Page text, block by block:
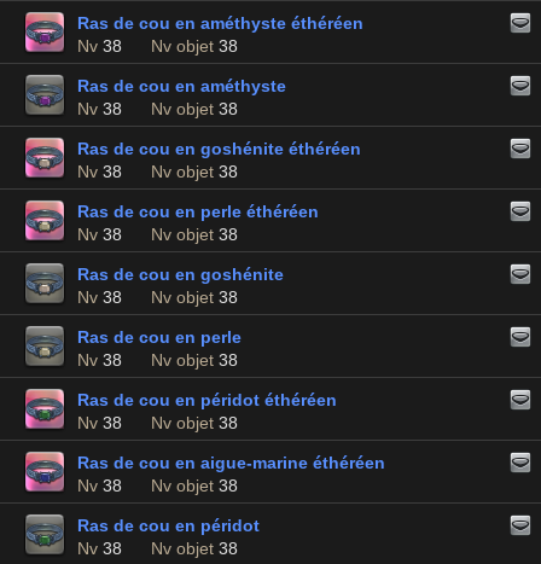
Ras de cou en améthyste éthéréen
Nv 38 Nv objet 38
Ras de cou en améthyste
Nv 38 Nv objet 38
Ras de cou en goshénite éthéréen
Nv 38 Nv objet 38
Ras de cou en perle éthéréen
Nv 38 Nv objet 38
Ras de cou en goshénite
Nv 38 Nv objet 38
Ras de cou en perle
Nv 38 Nv objet 38
Ras de cou en péridot éthéréen
Nv 38 Nv objet 38
Ras de cou en aigue-marine éthéréen
Nv 38 Nv objet 38
Ras de cou en péridot
Nv 38 Nv objet 38